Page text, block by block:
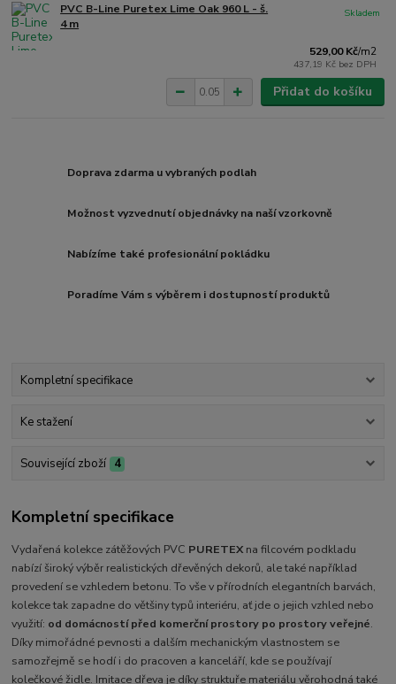
PVC B-Line Puretex Lime Oak 960 L - š.
4 m
529,00 Kč/m2
437,19 Kč bez DPH
Skladem
Přidat do košíku
Doprava zdarma u vybraných podlah
Možnost vyzvednutí objednávky na naší vzorkovně
Nabízíme také profesionální pokládku
Poradíme Vám s výběrem i dostupností produktů
Kompletní specifikace
Ke stažení
Související zboží 4
Kompletní specifikace
Vydařená kolekce zátěžových PVC PURETEX na filcovém podkladu
nabízí široký výběr realistických dřevěných dekorů, ale také například
provedení se vzhledem betonu. To vše v přírodních elegantních barvách,
kolekce tak zapadne do většiny typů interiéru, ať jde o jejich vzhled nebo
využití: od domácností před komerční prostory po prostory veřejné.
Díky mimořádné pevnosti a dalším mechanickým vlastnostem se
samozřejmě se hodí i do pracoven a kanceláří, kde se používají
kolečkové židle. Imitace dřeva je díky struktuře materiálu věrohodná také